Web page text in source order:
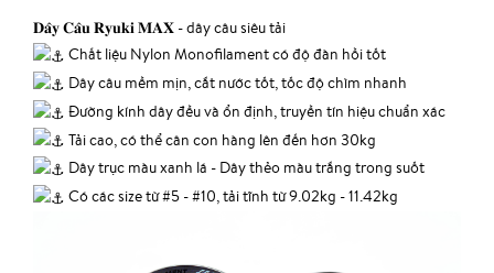
𝐃𝐚̂𝐲 𝐂𝐚̂𝐮 𝐑𝐲𝐮𝐤𝐢 𝐌𝐀𝐗 - dây câu siêu tải
Chất liệu Nylon Monofilament có độ đàn hồi tốt
Dây câu mềm mịn, cắt nước tốt, tốc độ chìm nhanh
Đường kính dây đều và ổn định, truyền tín hiệu chuẩn xác
Tải cao, có thể cân con hàng lên đến hơn 30kg
Dây trục màu xanh lá - Dây thẻo màu trắng trong suốt
Có các size từ #5 - #10, tải tĩnh từ 9.02kg - 11.42kg